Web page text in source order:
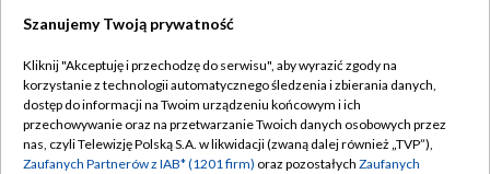
TVP
Abonament TVP
Emisja w TVP
Regulamin TVP
Polityka prywatności
Szanujemy Twoją prywatność
Kliknij "Akceptuję i przechodzę do serwisu", aby wyrazić zgody na
korzystanie z technologii automatycznego śledzenia i zbierania danych,
dostęp do informacji na Twoim urządzeniu końcowym i ich
przechowywanie oraz na przetwarzanie Twoich danych osobowych przez
nas, czyli Telewizję Polską S.A. w likwidacji (zwaną dalej również „TVP”),
Zaufanych Partnerów z IAB* (1201 firm) oraz pozostałych Zaufanych